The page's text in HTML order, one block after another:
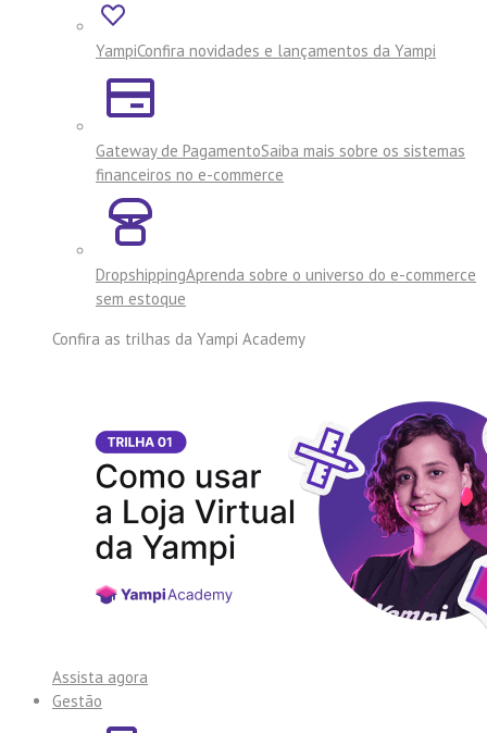
YampiConfira novidades e lançamentos da Yampi
Gateway de PagamentoSaiba mais sobre os sistemas
financeiros no e-commerce
DropshippingAprenda sobre o universo do e-commerce
sem estoque
Confira as trilhas da Yampi Academy
Assista agora
Gestão